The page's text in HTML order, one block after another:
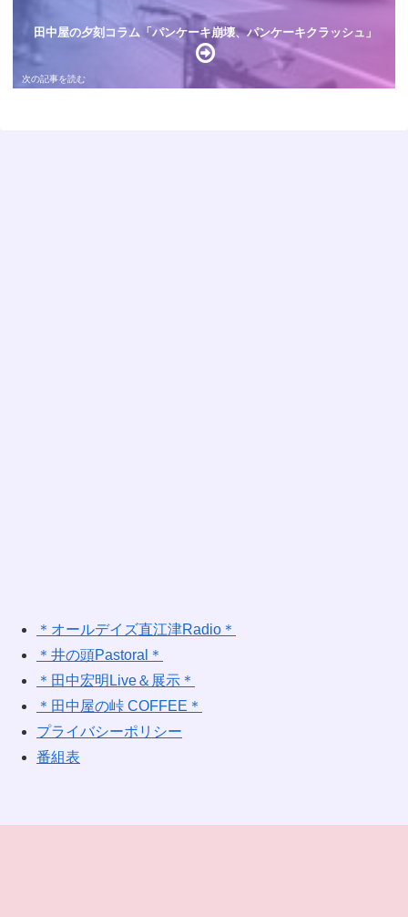
田中屋の夕刻コラム「パンケーキ崩壊、パンケーキクラッシュ」
＊オールデイズ直江津Radio＊
＊井の頭Pastoral＊
＊田中宏明Live＆展示＊
＊田中屋の峠 COFFEE＊
プライバシーポリシー
番組表